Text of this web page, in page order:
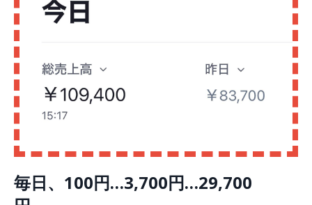
毎日、100円…3,700円…29,700